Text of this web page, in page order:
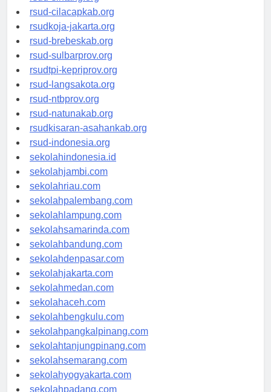
rsud-sintang.org
rsud-cilacapkab.org
rsudkoja-jakarta.org
rsud-brebeskab.org
rsud-sulbarprov.org
rsudtpi-kepriprov.org
rsud-langsakota.org
rsud-ntbprov.org
rsud-natunakab.org
rsudkisaran-asahankab.org
rsud-indonesia.org
sekolahindonesia.id
sekolahjambi.com
sekolahriau.com
sekolahpalembang.com
sekolahlampung.com
sekolahsamarinda.com
sekolahbandung.com
sekolahdenpasar.com
sekolahjakarta.com
sekolahmedan.com
sekolahaceh.com
sekolahbengkulu.com
sekolahpangkalpinang.com
sekolahtanjungpinang.com
sekolahsemarang.com
sekolahyogyakarta.com